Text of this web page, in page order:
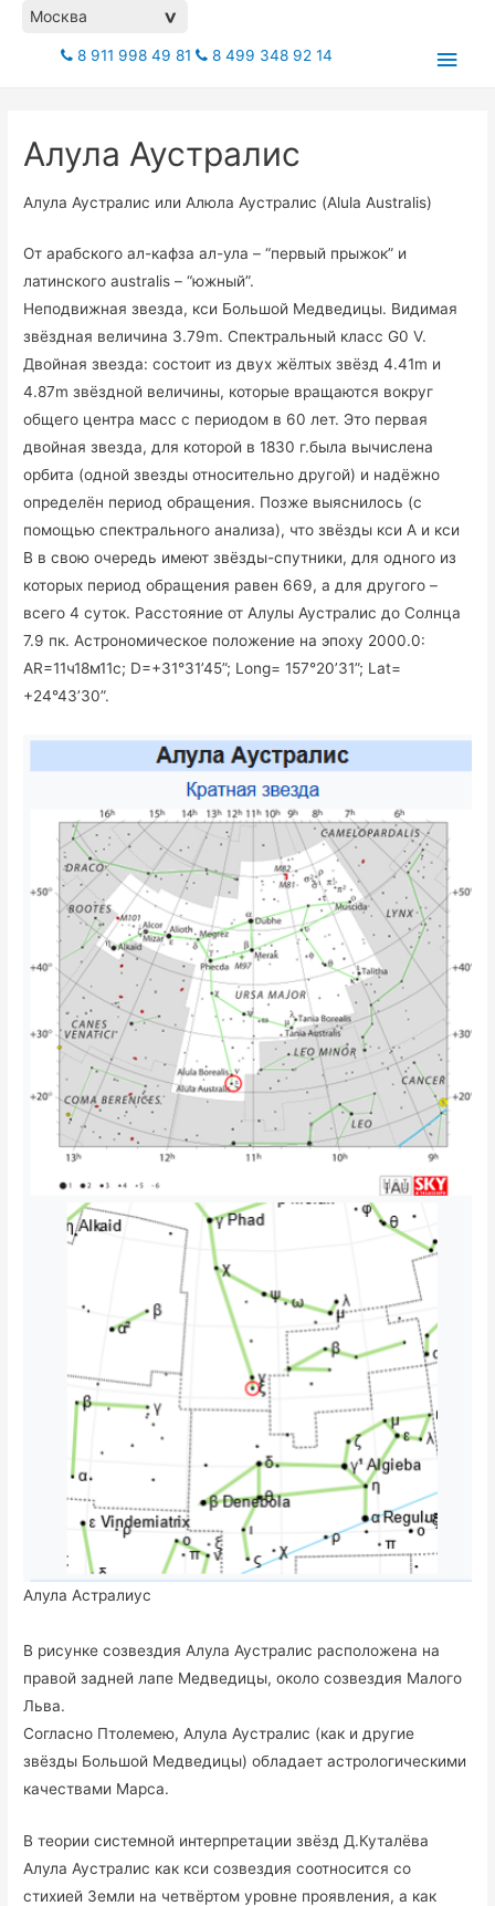
Москва >
8 911 998 49 81 8 499 348 92 14
Алула Аустралис
Алула Аустралис или Алюла Аустралис (Alula Australis)
От арабского ал-кафза ал-ула – “первый прыжок” и
латинского australis – “южный”.
Неподвижная звезда, кси Большой Медведицы. Видимая
звёздная величина 3.79m. Спектральный класс G0 V.
Двойная звезда: состоит из двух жёлтых звёзд 4.41m и
4.87m звёздной величины, которые вращаются вокруг
общего центра масс с периодом в 60 лет. Это первая
двойная звезда, для которой в 1830 г.была вычислена
орбита (одной звезды относительно другой) и надёжно
определён период обращения. Позже выяснилось (с
помощью спектрального анализа), что звёзды кси A и кси
В в свою очередь имеют звёзды-спутники, для одного из
которых период обращения равен 669, а для другого –
всего 4 суток. Расстояние от Алулы Аустралис до Солнца
7.9 пк. Астрономическое положение на эпоху 2000.0:
AR=11ч18м11с; D=+31°31’45”; Long= 157°20’31”; Lat=
+24°43’30”.
Алула Астралиус
В рисунке созвездия Алула Аустралис расположена на
правой задней лапе Медведицы, около созвездия Малого
Льва.
Согласно Птолемею, Алула Аустралис (как и другие
звёзды Большой Медведицы) обладает астрологическими
качествами Марса.
В теории системной интерпретации звёзд Д.Куталёва
Алула Аустралис как кси созвездия соотносится со
стихией Земли на четвёртом уровне проявления, а как